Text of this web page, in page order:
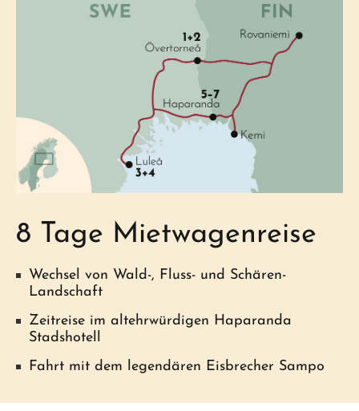
8 Tage Mietwagenreise
Wechsel von Wald-, Fluss- und Schären-
Landschaft
Zeitreise im altehrwürdigen Haparanda
Stadshotell
Fahrt mit dem legendären Eisbrecher Sampo